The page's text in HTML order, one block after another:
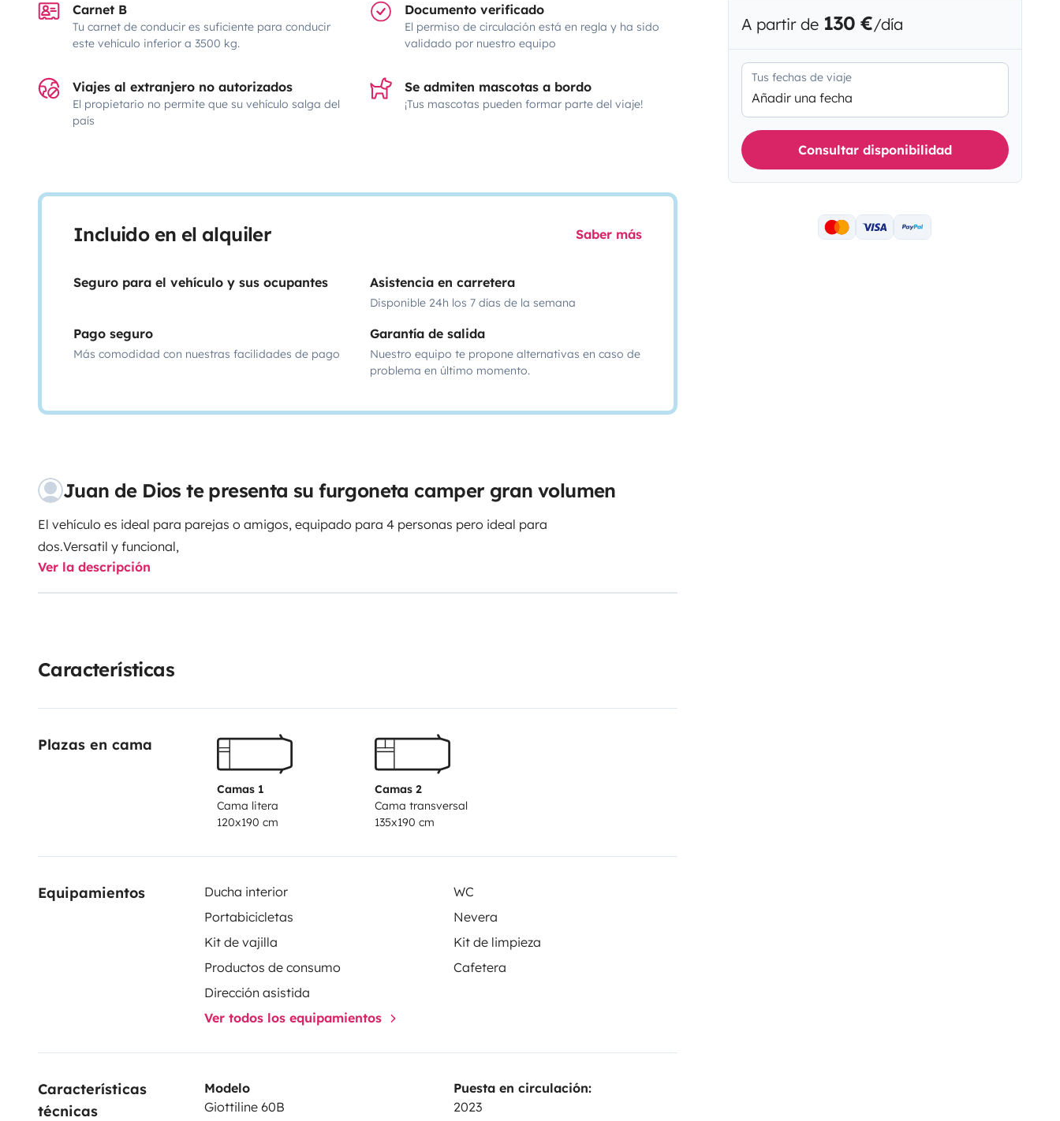
Carnet B
Tu carnet de conducir es suficiente para conducir
este vehículo inferior a 3500 kg.
Documento verificado
El permiso de circulación está en regla y ha sido
validado por nuestro equipo
Viajes al extranjero no autorizados
El propietario no permite que su vehículo salga del
país
Se admiten mascotas a bordo
¡Tus mascotas pueden formar parte del viaje!
Incluido en el alquiler Saber más
Seguro para el vehículo y sus ocupantes Asistencia en carretera
Disponible 24h los 7 días de la semana
Pago seguro
Más comodidad con nuestras facilidades de pago
Garantía de salida
Nuestro equipo te propone alternativas en caso de
problema en último momento.
Juan de Dios te presenta su furgoneta camper gran volumen
El vehículo es ideal para parejas o amigos, equipado para 4 personas pero ideal para
dos.Versatil y funcional,
Ver la descripción
Características
Plazas en cama
Camas 1
Cama litera
120x190 cm
Camas 2
Cama transversal
135x190 cm
Equipamientos Ducha interior
WC
Portabicicletas
Nevera
Kit de vajilla
Kit de limpieza
Productos de consumo
Cafetera
Dirección asistida
Ver todos los equipamientos
Características
técnicas
Modelo
Giottiline 60B
Puesta en circulación:
2023
A partir de 130 €/día
Tus fechas de viaje
Añadir una fecha
Consultar disponibilidad